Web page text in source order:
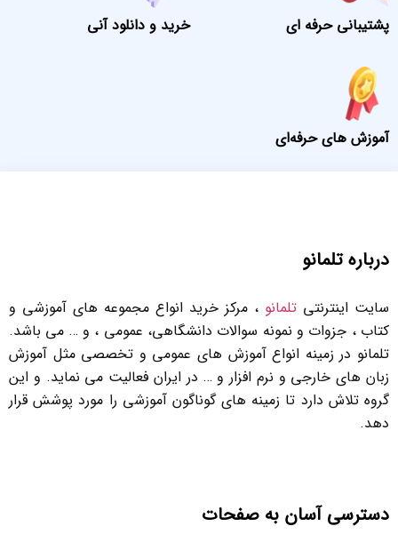
پشتیبانی حرفه ای خرید و دانلود آنی
آموزش های حرفه‌ای
درباره تلمانو
سایت اینترنتی تلمانو ، مرکز خرید انواع مجموعه های آموزشی و
کتاب ، جزوات و نمونه سوالات دانشگاهی، عمومی ، و … می باشد.
تلمانو در زمینه انواع آموزش های عمومی و تخصصی مثل آموزش
زبان های خارجی و نرم افزار و … در ایران فعالیت می نماید. و این
گروه تلاش دارد تا زمینه های گوناگون آموزشی را مورد پوشش قرار
دهد.
دسترسی آسان به صفحات